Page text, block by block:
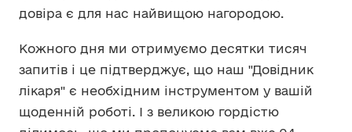
довіра є для нас найвищою нагородою.
Кожного дня ми отримуємо десятки тисяч
запитів і це підтверджує, що наш "Довідник
лікаря" є необхідним інструментом у вашій
щоденній роботі. І з великою гордістю